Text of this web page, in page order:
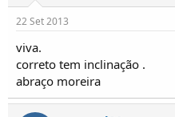
22 Set 2013
viva.
correto tem inclinação .
abraço moreira